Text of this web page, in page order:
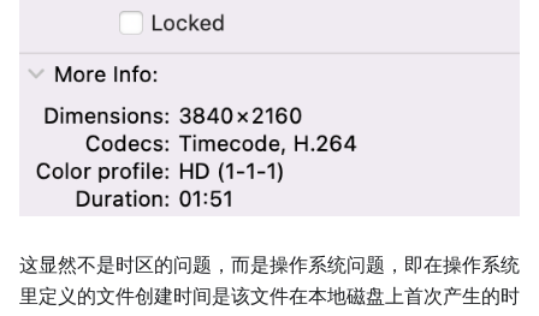
这显然不是时区的问题，而是操作系统问题，即在操作系统
里定义的文件创建时间是该文件在本地磁盘上首次产生的时